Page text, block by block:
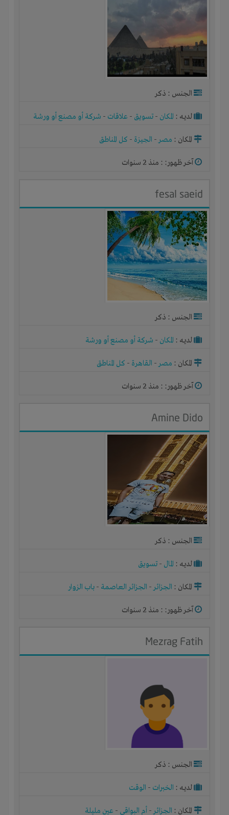
الجنس : ذكر
لديـه : المكان - تسويق - علاقات - شركة أو مصنع أو ورشة
المكان : مصر- الجيزة - كل المناطق
آخر ظهور: : منذ 2 سنوات
fesal saeid
الجنس : ذكر
لديـه : المكان - شركة أو مصنع أو ورشة
المكان : مصر- القاهرة - كل المناطق
آخر ظهور: : منذ 2 سنوات
Amine Dido
الجنس : ذكر
لديـه : المال - تسويق
المكان : الجزائر- الجزائر العاصمة - باب الزوار
آخر ظهور: : منذ 2 سنوات
Mezrag Fatih
الجنس : ذكر
لديـه : الخبرات - الوقت
المكان : الجزائر- أم البواقي - عين مليلة